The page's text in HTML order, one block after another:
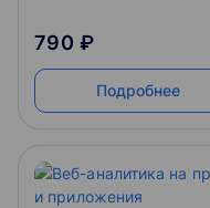
790 ₽
Подробнее